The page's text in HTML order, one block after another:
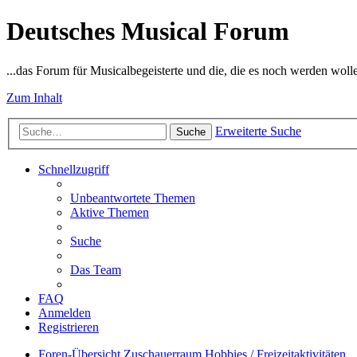
Deutsches Musical Forum
...das Forum für Musicalbegeisterte und die, die es noch werden
Zum Inhalt
Suche Erweiterte Suche
Schnellzugriff
Unbeantwortete Themen
Aktive Themen
Suche
Das Team
FAQ
Anmelden
Registrieren